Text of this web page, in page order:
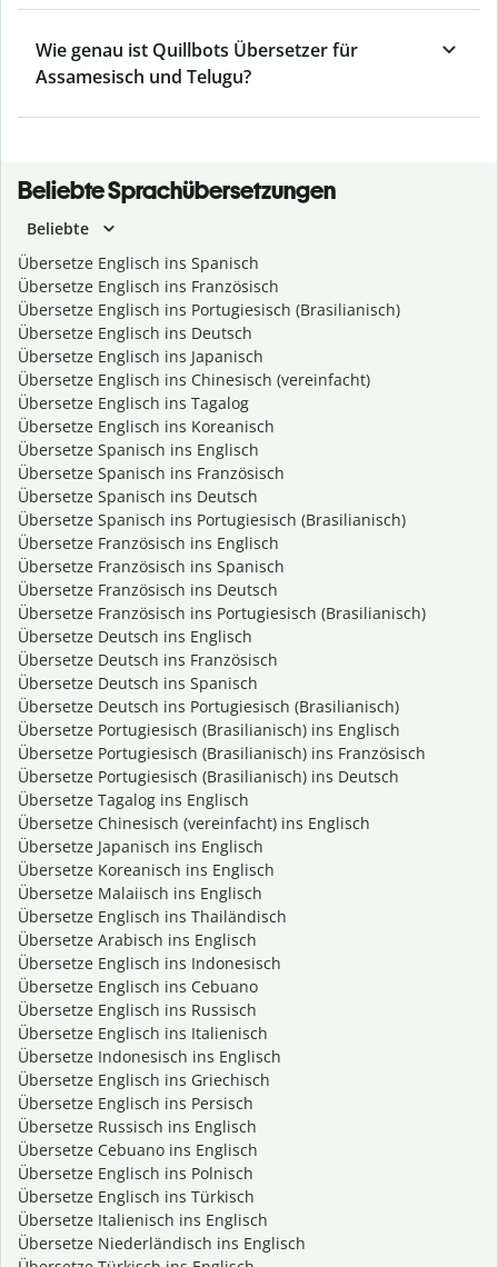
Wie genau ist Quillbots Übersetzer für
Assamesisch und Telugu?
Beliebte Sprachübersetzungen
Beliebte
Übersetze Englisch ins Spanisch
Übersetze Englisch ins Französisch
Übersetze Englisch ins Portugiesisch (Brasilianisch)
Übersetze Englisch ins Deutsch
Übersetze Englisch ins Japanisch
Übersetze Englisch ins Chinesisch (vereinfacht)
Übersetze Englisch ins Tagalog
Übersetze Englisch ins Koreanisch
Übersetze Spanisch ins Englisch
Übersetze Spanisch ins Französisch
Übersetze Spanisch ins Deutsch
Übersetze Spanisch ins Portugiesisch (Brasilianisch)
Übersetze Französisch ins Englisch
Übersetze Französisch ins Spanisch
Übersetze Französisch ins Deutsch
Übersetze Französisch ins Portugiesisch (Brasilianisch)
Übersetze Deutsch ins Englisch
Übersetze Deutsch ins Französisch
Übersetze Deutsch ins Spanisch
Übersetze Deutsch ins Portugiesisch (Brasilianisch)
Übersetze Portugiesisch (Brasilianisch) ins Englisch
Übersetze Portugiesisch (Brasilianisch) ins Französisch
Übersetze Portugiesisch (Brasilianisch) ins Deutsch
Übersetze Tagalog ins Englisch
Übersetze Chinesisch (vereinfacht) ins Englisch
Übersetze Japanisch ins Englisch
Übersetze Koreanisch ins Englisch
Übersetze Malaiisch ins Englisch
Übersetze Englisch ins Thailändisch
Übersetze Arabisch ins Englisch
Übersetze Englisch ins Indonesisch
Übersetze Englisch ins Cebuano
Übersetze Englisch ins Russisch
Übersetze Englisch ins Italienisch
Übersetze Indonesisch ins Englisch
Übersetze Englisch ins Griechisch
Übersetze Englisch ins Persisch
Übersetze Russisch ins Englisch
Übersetze Cebuano ins Englisch
Übersetze Englisch ins Polnisch
Übersetze Englisch ins Türkisch
Übersetze Italienisch ins Englisch
Übersetze Niederländisch ins Englisch